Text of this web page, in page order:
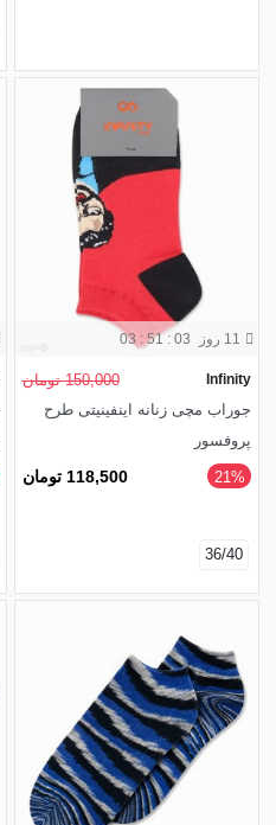
11 روز 03 : 51 : 01
Infinity
150,000 تومان
جوراب مچی زنانه اینفینیتی طرح
پروفسور
‎21% 118,500 تومان
36/40